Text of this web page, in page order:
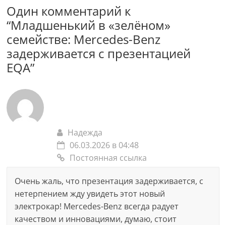
Один комментарий к
“Младшенький в «зелёном»
семействе: Mercedes-Benz
задерживается с презентацией
EQA”
Надежда
06.03.2026 в 04:48
Постоянная ссылка
Очень жаль, что презентация задерживается, с
нетерпением жду увидеть этот новый
электрокар! Mercedes-Benz всегда радует
качеством и инновациями, думаю, стоит